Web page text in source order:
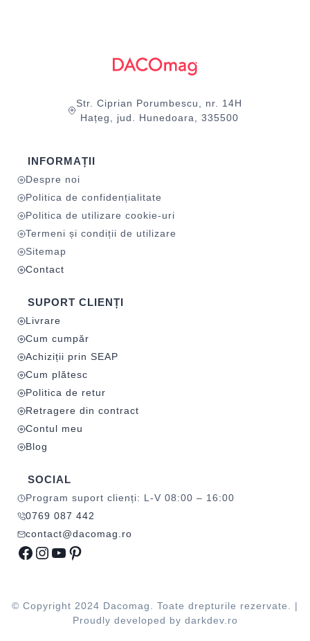
Str. Ciprian Porumbescu, nr. 14H
Hațeg, jud. Hunedoara, 335500
INFORMAȚII
Despre noi
Politica de confidențialitate
Politica de utilizare cookie-uri
Termeni și condiții de utilizare
Sitemap
Contact
SUPORT CLIENȚI
Livrare
Cum cumpăr
Achiziții prin SEAP
Cum plătesc
Politica de retur
Retragere din contract
Contul meu
Blog
SOCIAL
Program suport clienți: L-V 08:00 – 16:00
0769 087 442
contact@dacomag.ro
Facebook
Instagram
YouTube
Pinterest
© Copyright 2024 Dacomag. Toate drepturile rezervate. |
Proudly developed by darkdev.ro